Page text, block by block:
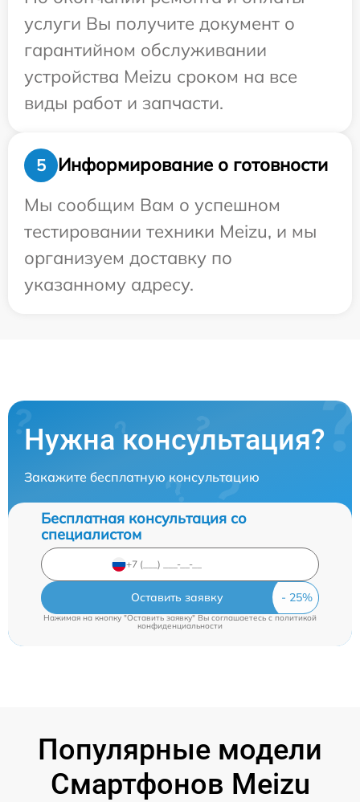
услуги Вы получите документ о
гарантийном обслуживании
устройства Meizu сроком на все
виды работ и запчасти.
5
Информирование о готовности
Мы сообщим Вам о успешном
тестировании техники Meizu, и мы
организуем доставку по
указанному адресу.
Нужна консультация?
Закажите бесплатную консультацию
Бесплатная консультация со
специалистом
Оставить заявку
Нажимая на кнопку "Оставить заявку" Вы соглашаетесь cполитикой
конфиденциальности
Популярные модели
Смартфонов Meizu